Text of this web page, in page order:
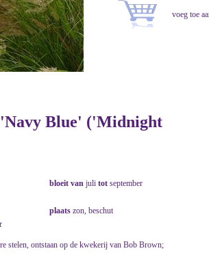
'Navy Blue' ('Midnight
bloeit van juli tot september
plaats zon, beschut
stelen, ontstaan op de kwekerij van Bob Brown;